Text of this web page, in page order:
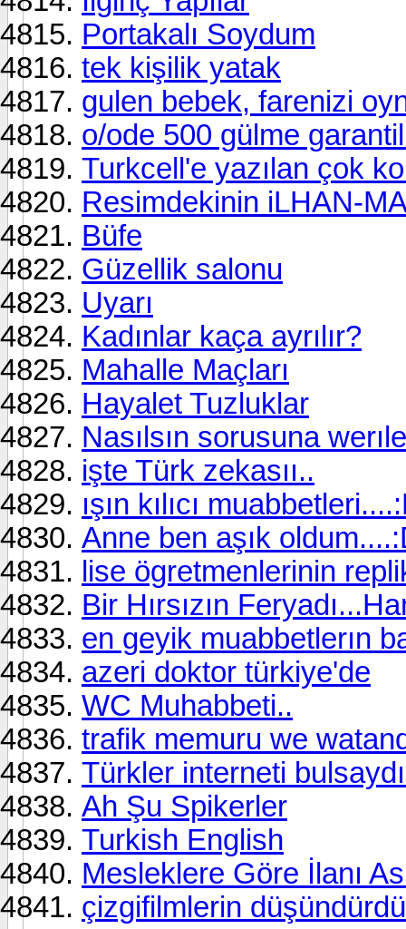
Portakalı Soydum
tek kişilik yatak
gulen bebek, farenizi
o/ode 500 gülme
Turkcell'e yazılan çok
Resimdekinin iLHAN-
Büfe
Güzellik salonu
Uyarı
Kadınlar kaça ayrılır?
Mahalle Maçları
Hayalet Tuzluklar
Nasılsın sorusuna
işte Türk zekasıı..
ışın kılıcı
Anne ben aşık
lise ögretmenlerinin
Bir Hırsızın
en geyik muabbetlerın
azeri doktor türkiye'de
WC Muhabbeti..
trafik memuru we
Türkler interneti
Ah Şu Spikerler
Turkish English
Mesleklere Göre İlanı
çizgifilmlerin